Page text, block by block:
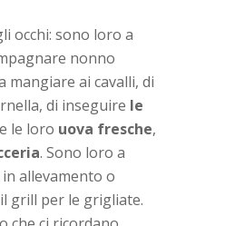
occhi: sono loro a
nonno
mangiare ai cavalli, di
di inseguire le
le loro uova fresche,
. Sono loro a
allevamento o
grill per le grigliate.